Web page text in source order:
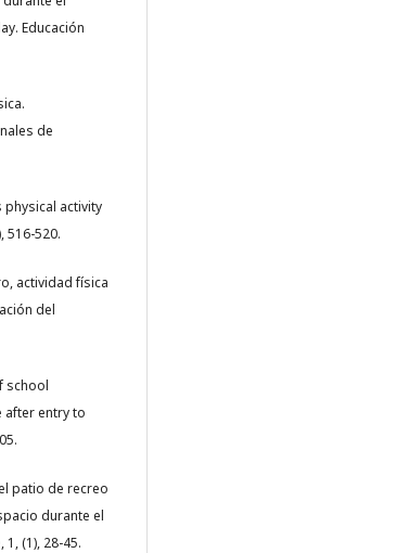
Educación
de
physical activity
516-520.
actividad física
del
school
after entry to
patio de recreo
durante el
(1), 28-45.